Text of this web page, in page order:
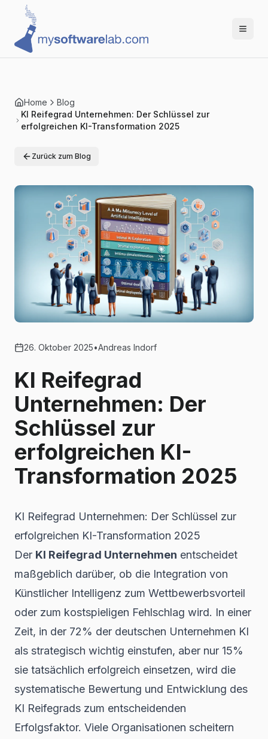
Home
Blog
KI Reifegrad Unternehmen: Der Schlüssel zur
erfolgreichen KI-Transformation 2025
Zurück zum Blog
26. Oktober 2025•Andreas Indorf
KI Reifegrad
Unternehmen: Der
Schlüssel zur
erfolgreichen KI-
Transformation 2025
KI Reifegrad Unternehmen: Der Schlüssel zur
erfolgreichen KI-Transformation 2025
Der KI Reifegrad Unternehmen entscheidet
maßgeblich darüber, ob die Integration von
Künstlicher Intelligenz zum Wettbewerbsvorteil
oder zum kostspieligen Fehlschlag wird. In einer
Zeit, in der 72% der deutschen Unternehmen KI
als strategisch wichtig einstufen, aber nur 15%
sie tatsächlich erfolgreich einsetzen, wird die
systematische Bewertung und Entwicklung des
KI Reifegrads zum entscheidenden
Erfolgsfaktor. Viele Organisationen scheitern